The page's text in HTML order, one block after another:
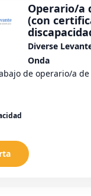
Operario/a
(con
Diverse
Onda
de operario/a